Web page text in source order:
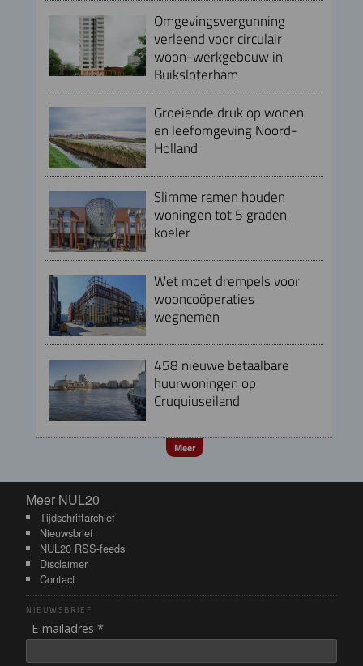
Omgevingsvergunning
verleend voor circulair
woon-werkgebouw in
Buiksloterham
Groeiende druk op wonen
en leefomgeving Noord-
Holland
Slimme ramen houden
woningen tot 5 graden
koeler
Wet moet drempels voor
wooncoöperaties
wegnemen
458 nieuwe betaalbare
huurwoningen op
Cruquiuseiland
Meer
Meer NUL20
Meer NUL20
Tijdschriftarchief
Nieuwsbrief
NUL20 RSS-feeds
Disclaimer
Contact
NIEUWSBRIEF
E-mailadres *